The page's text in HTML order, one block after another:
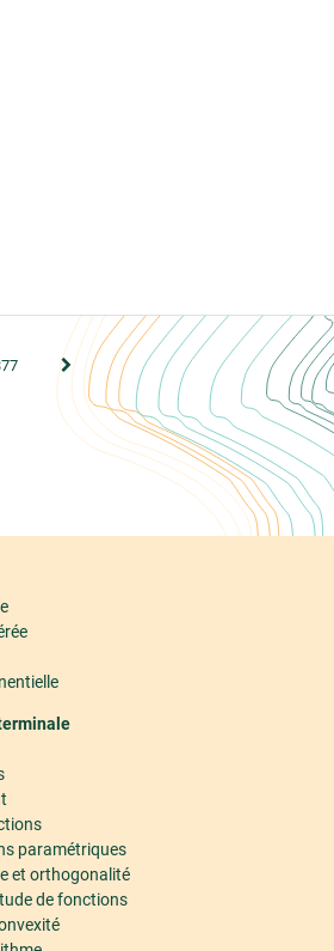
Page suivante
paramétriques
et orthogonalité
de fonctions